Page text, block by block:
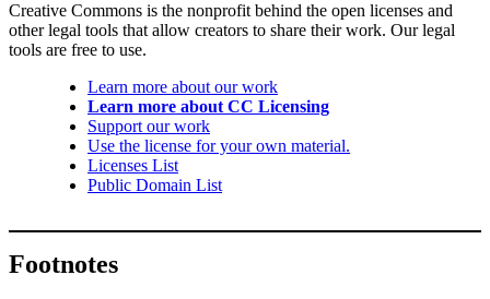
Creative Commons is the nonprofit behind the open licenses and
other legal tools that allow creators to share their work. Our legal
tools are free to use.
Learn more about our work
Learn more about CC Licensing
Support our work
Use the license for your own material.
Licenses List
Public Domain List
Footnotes